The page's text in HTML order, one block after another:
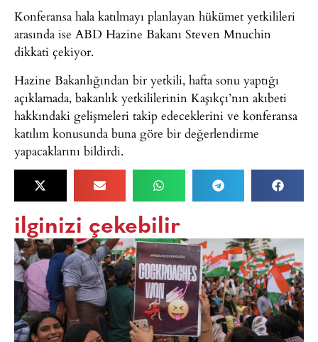
Konferansa hala katılmayı planlayan hükümet yetkilileri
arasında ise ABD Hazine Bakanı Steven Mnuchin
dikkati çekiyor.
Hazine Bakanlığından bir yetkili, hafta sonu yaptığı
açıklamada, bakanlık yetkililerinin Kaşıkçı’nın akıbeti
hakkındaki gelişmeleri takip edeceklerini ve konferansa
katılım konusunda buna göre bir değerlendirme
yapacaklarını bildirdi.
ilginizi çekebilir